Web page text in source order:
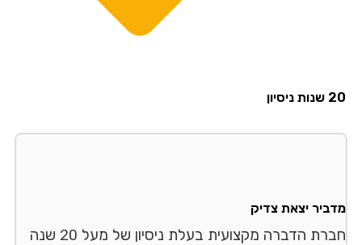
20 שנות ניסיון
מדביר יצאת צדיק
חברת הדברה מקצועית בעלת ניסיון של מעל 20 שנה